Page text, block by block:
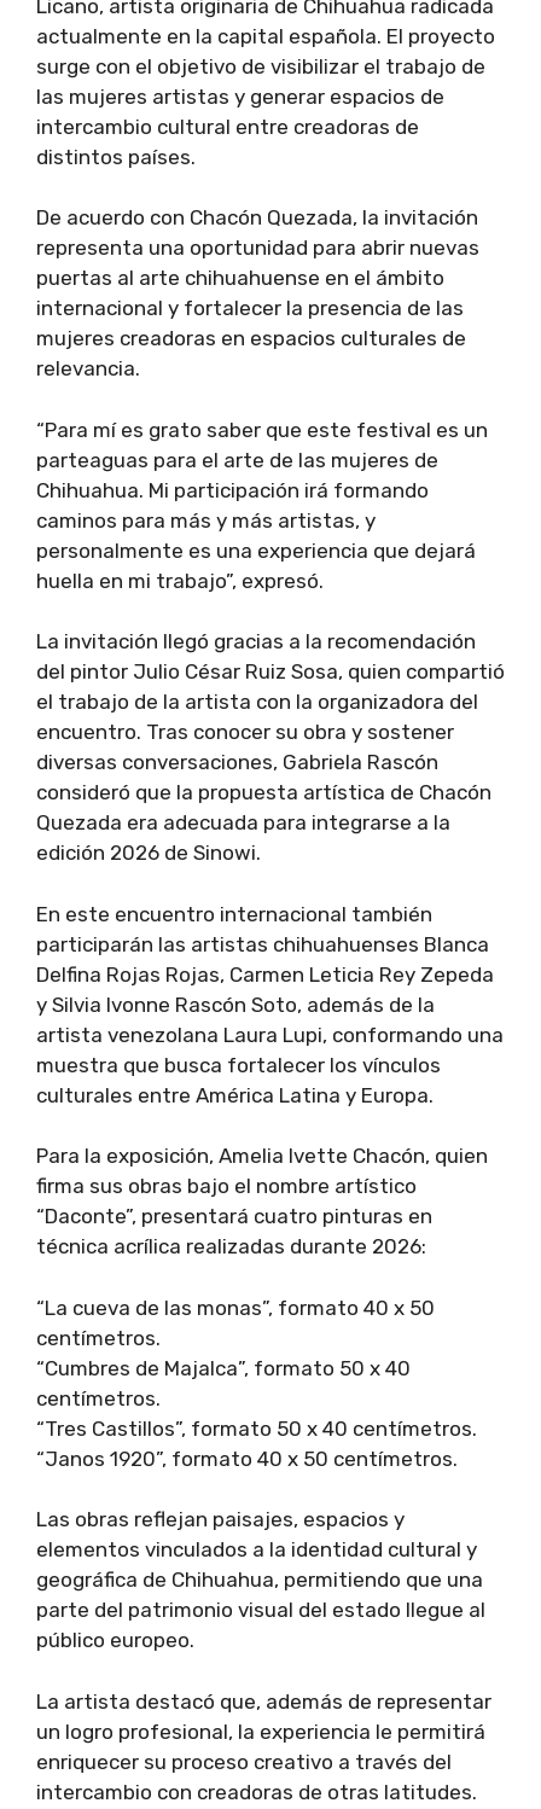
Licano, artista originaria de Chihuahua radicada
actualmente en la capital española. El proyecto
surge con el objetivo de visibilizar el trabajo de
las mujeres artistas y generar espacios de
intercambio cultural entre creadoras de
distintos países.
De acuerdo con Chacón Quezada, la invitación
representa una oportunidad para abrir nuevas
puertas al arte chihuahuense en el ámbito
internacional y fortalecer la presencia de las
mujeres creadoras en espacios culturales de
relevancia.
“Para mí es grato saber que este festival es un
parteaguas para el arte de las mujeres de
Chihuahua. Mi participación irá formando
caminos para más y más artistas, y
personalmente es una experiencia que dejará
huella en mi trabajo”, expresó.
La invitación llegó gracias a la recomendación
del pintor Julio César Ruiz Sosa, quien compartió
el trabajo de la artista con la organizadora del
encuentro. Tras conocer su obra y sostener
diversas conversaciones, Gabriela Rascón
consideró que la propuesta artística de Chacón
Quezada era adecuada para integrarse a la
edición 2026 de Sinowi.
En este encuentro internacional también
participarán las artistas chihuahuenses Blanca
Delfina Rojas Rojas, Carmen Leticia Rey Zepeda
y Silvia Ivonne Rascón Soto, además de la
artista venezolana Laura Lupi, conformando una
muestra que busca fortalecer los vínculos
culturales entre América Latina y Europa.
Para la exposición, Amelia Ivette Chacón, quien
firma sus obras bajo el nombre artístico
“Daconte”, presentará cuatro pinturas en
técnica acrílica realizadas durante 2026:
“La cueva de las monas”, formato 40 x 50
centímetros.
“Cumbres de Majalca”, formato 50 x 40
centímetros.
“Tres Castillos”, formato 50 x 40 centímetros.
“Janos 1920”, formato 40 x 50 centímetros.
Las obras reflejan paisajes, espacios y
elementos vinculados a la identidad cultural y
geográfica de Chihuahua, permitiendo que una
parte del patrimonio visual del estado llegue al
público europeo.
La artista destacó que, además de representar
un logro profesional, la experiencia le permitirá
enriquecer su proceso creativo a través del
intercambio con creadoras de otras latitudes.